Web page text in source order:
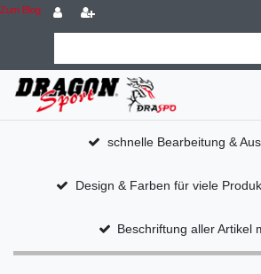
Zum Blog
schnelle Bearbeitung &
Design & Farben für viele
Beschriftung aller Artikel